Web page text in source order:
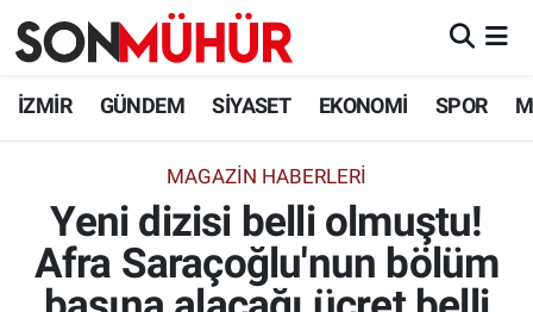
İZMİR GÜNDEM SİYASET EKONOMİ SPOR
MAGAZIN HABERLERI
Yeni dizisi belli olmuştu!
Afra Saraçoğlu'nun bölüm
İzmir Nöbetçi Eczaneler
İzmir Namaz Vakitleri
İzmir Trafik Yoğunluk Haritası